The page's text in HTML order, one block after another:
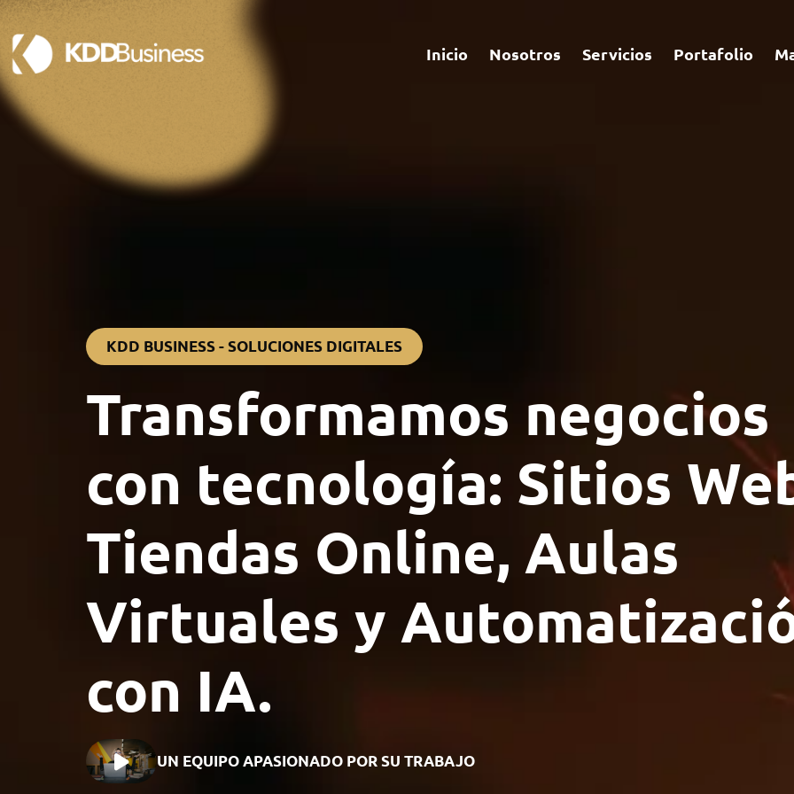
Inicio Nosotros Servicios Portafolio
KDD BUSINESS - SOLUCIONES DIGITALES
Transformamos negocios
con tecnología: Sitios
Tiendas Online, Aulas
Virtuales y
con IA.
UN EQUIPO APASIONADO POR SU TRABAJO